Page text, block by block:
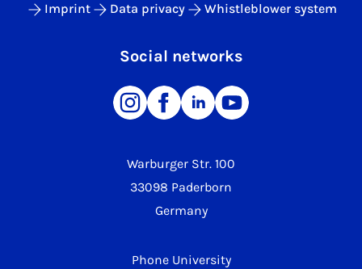
Warburger Str. 100
33098 Paderborn
Germany
Phone University
Imprint Data privacy Whistleblower system
Social networks